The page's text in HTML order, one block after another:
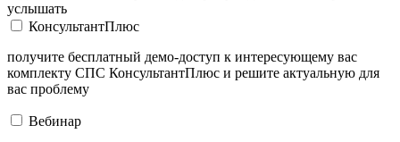
услышать
КонсультантПлюс
получите бесплатный демо-доступ к интересующему вас
комплекту СПС КонсультантПлюс и решите актуальную для
вас проблему
Вебинар